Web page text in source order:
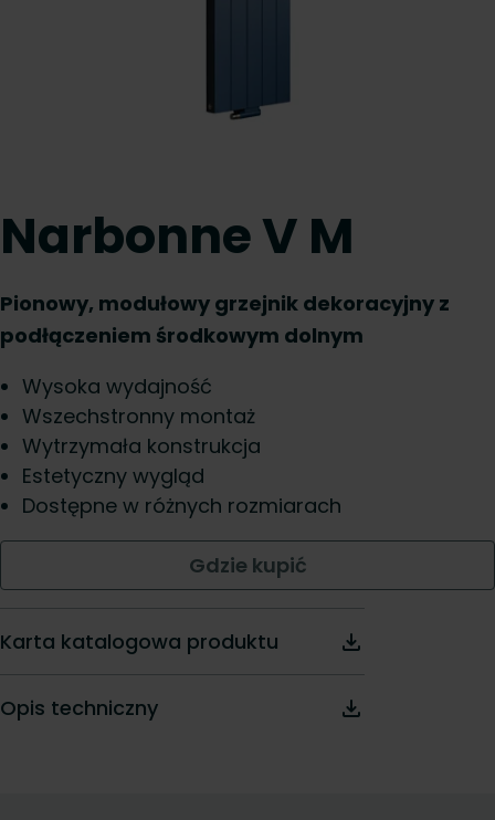
Narbonne V M
Pionowy, modułowy grzejnik dekoracyjny z
podłączeniem środkowym dolnym
Wysoka wydajność
Wszechstronny montaż
Wytrzymała konstrukcja
Estetyczny wygląd
Dostępne w różnych rozmiarach
Gdzie kupić
Karta katalogowa produktu
Opis techniczny